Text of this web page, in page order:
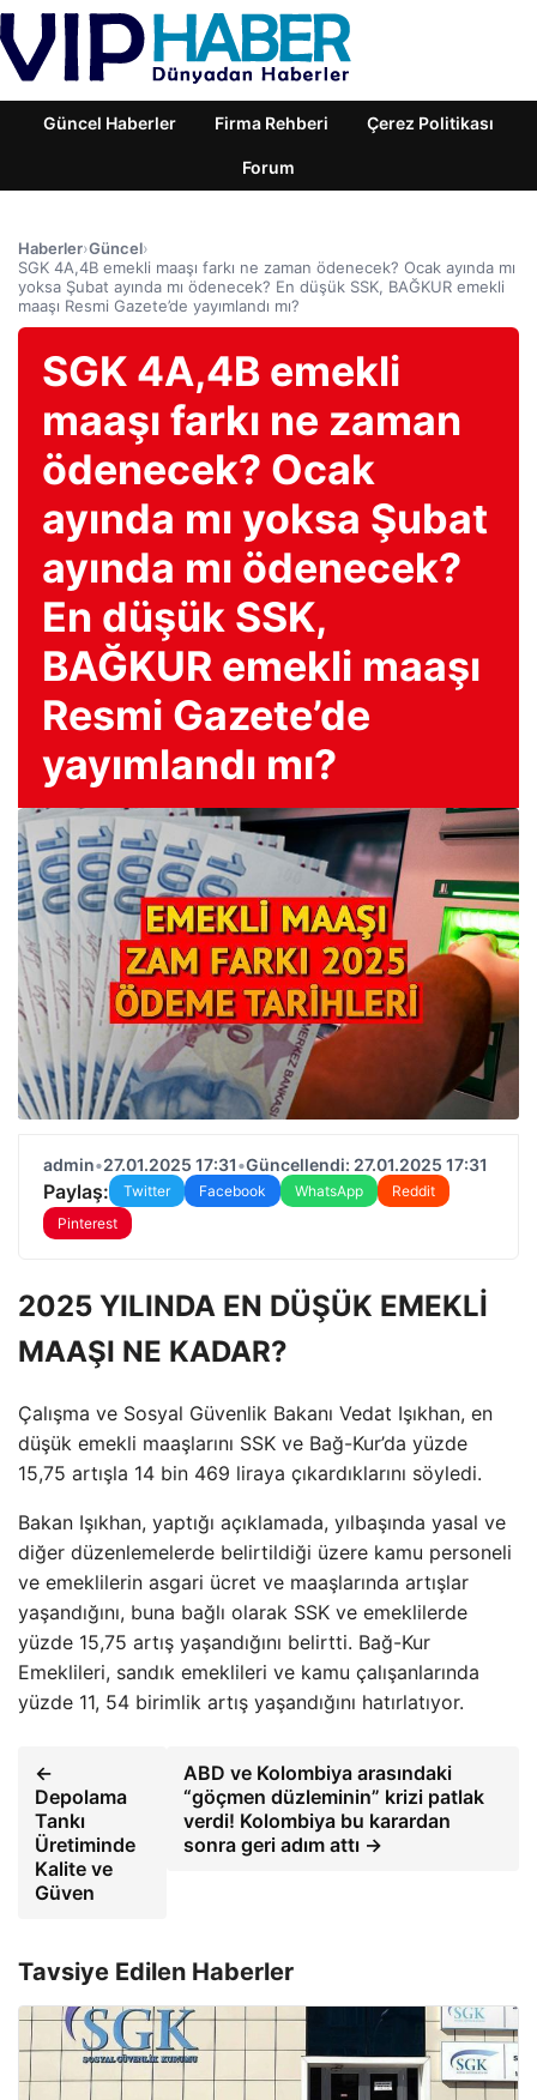
Güncel Haberler Firma Rehberi Çerez Politikası
Forum
Haberler›Güncel›
SGK 4A,4B emekli maaşı farkı ne zaman ödenecek? Ocak ayında mı
yoksa Şubat ayında mı ödenecek? En düşük SSK, BAĞKUR emekli
maaşı Resmi Gazete’de yayımlandı mı?
SGK 4A,4B emekli
maaşı farkı ne zaman
ödenecek? Ocak
ayında mı yoksa Şubat
ayında mı ödenecek?
En düşük SSK,
BAĞKUR emekli maaşı
Resmi Gazete’de
yayımlandı mı?
admin•27.01.2025 17:31•Güncellendi: 27.01.2025 17:31
Paylaş: Twitter Facebook WhatsApp
Reddit
Pinterest
2025 YILINDA EN DÜŞÜK EMEKLİ
MAAŞI NE KADAR?
Çalışma ve Sosyal Güvenlik Bakanı Vedat Işıkhan, en
düşük emekli maaşlarını SSK ve Bağ-Kur’da yüzde
15,75 artışla 14 bin 469 liraya çıkardıklarını söyledi.
Bakan Işıkhan, yaptığı açıklamada, yılbaşında yasal ve
diğer düzenlemelerde belirtildiği üzere kamu personeli
ve emeklilerin asgari ücret ve maaşlarında artışlar
yaşandığını, buna bağlı olarak SSK ve emeklilerde
yüzde 15,75 artış yaşandığını belirtti. Bağ-Kur
Emeklileri, sandık emeklileri ve kamu çalışanlarında
yüzde 11, 54 birimlik artış yaşandığını hatırlatıyor.
←
Depolama
Tankı
Üretiminde
Kalite ve
Güven
ABD ve Kolombiya arasındaki
“göçmen düzleminin” krizi patlak
verdi! Kolombiya bu karardan
sonra geri adım attı →
Tavsiye Edilen Haberler